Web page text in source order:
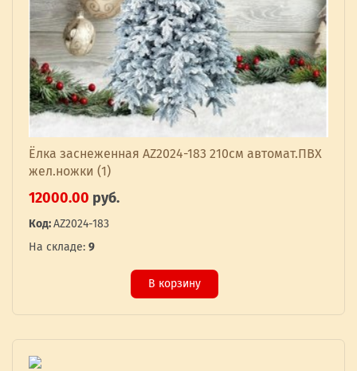
Ёлка заснеженная AZ2024-183 210см автомат.ПВХ
жел.ножки (1)
12000.00 руб.
Код:AZ2024-183
На складе: 9
В корзину